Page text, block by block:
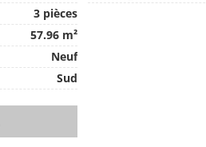
3 pièces
57.96 m²
Neuf
Sud